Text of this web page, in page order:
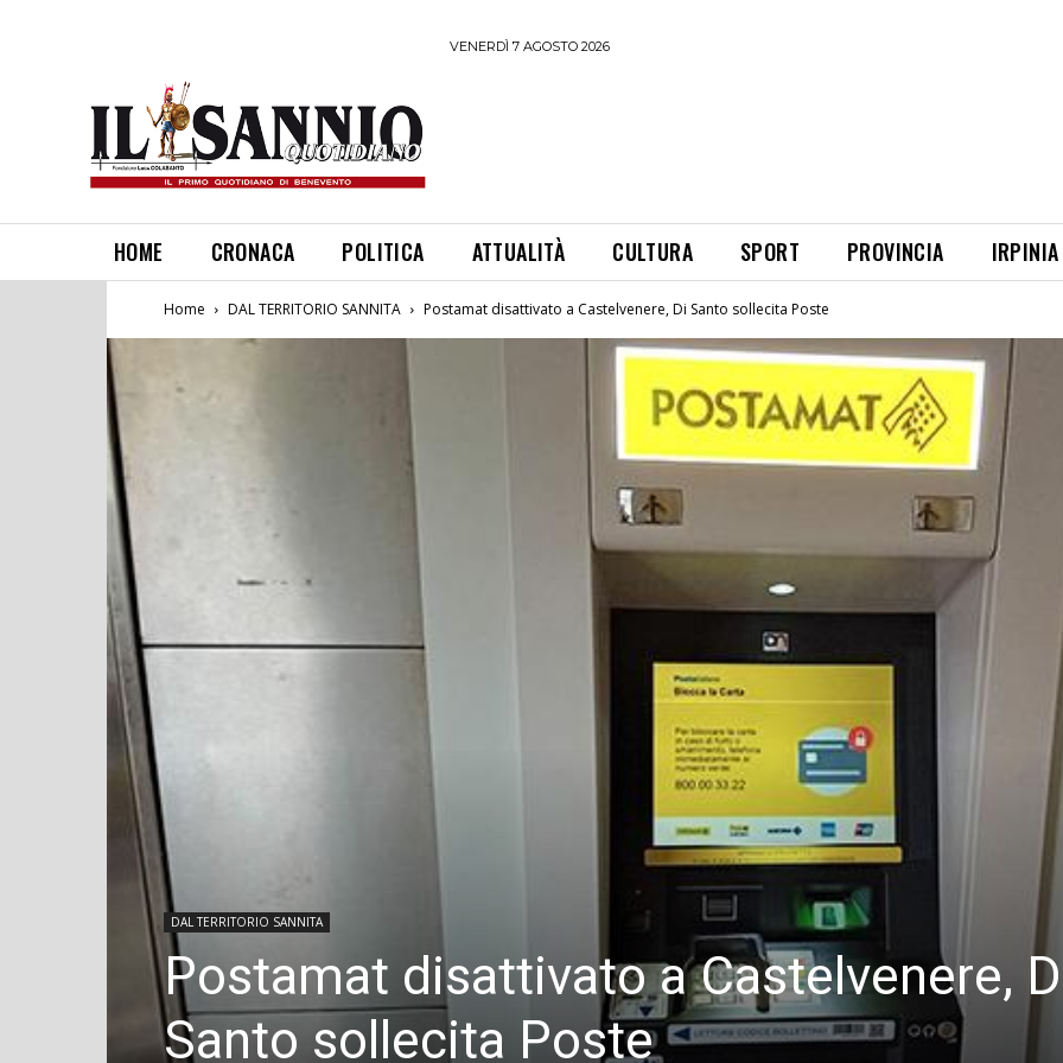
VENERDÌ 7 AGOSTO 2026
HOME CRONACA POLITICA ATTUALITÀ CULTURA SPORT PROVINCIA IRPINIA
Home DAL TERRITORIO SANNITA Postamat disattivato a Castelvenere, Di Santo sollecita Poste
DAL TERRITORIO SANNITA
Postamat disattivato a Castelvenere,
Santo sollecita Poste